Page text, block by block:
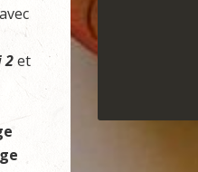
2et